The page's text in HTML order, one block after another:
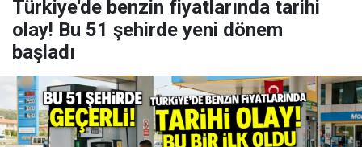
Türkiye'de benzin fiyatlarında tarihi
olay! Bu 51 şehirde yeni dönem
başladı